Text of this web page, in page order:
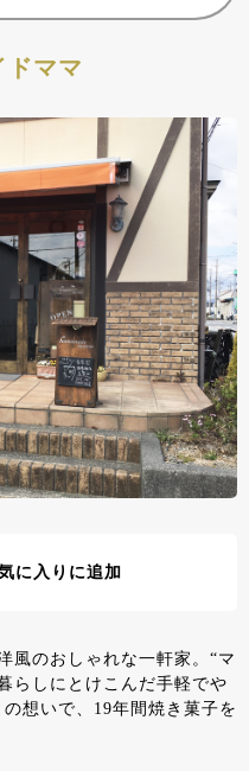
ドママ
に入りに追加
風のおしゃれな一軒家。“マ
らしにとけこんだ手軽でや
想いで、19年間焼き菓子を